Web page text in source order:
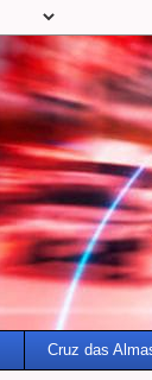
Cruz das